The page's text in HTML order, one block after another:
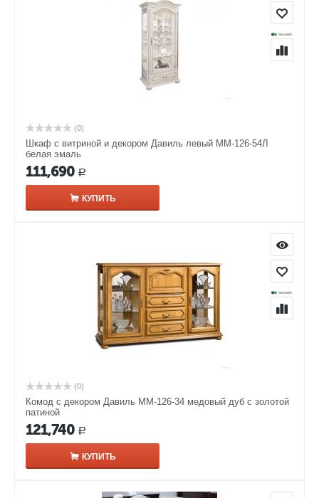
(0)
Шкаф с витриной и декором Давиль левый ММ-126-54Л
белая эмаль
111,690 Р
КУПИТЬ
(0)
Комод с декором Давиль ММ-126-34 медовый дуб с золотой
патиной
121,740 Р
КУПИТЬ